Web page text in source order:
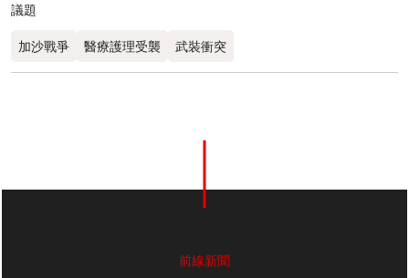
議題
加沙戰爭 醫療護理受襲 武裝衝突
前線新聞